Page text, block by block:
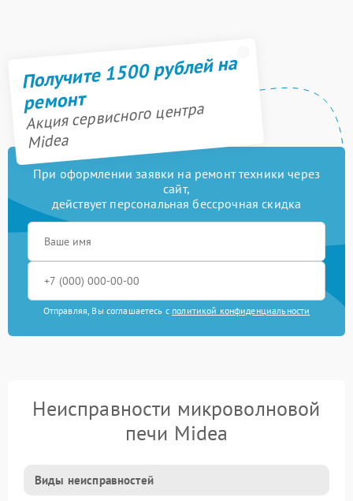
Получите 1500 рублей на
ремонт
Акция сервисного центра
Midea
При оформлении заявки на ремонт техники через
сайт,
действует персональная бессрочная скидка
Отправляя, Вы соглашаетесь с политикой конфиденциальности
Неисправности микроволновой
печи Midea
Виды неисправностей